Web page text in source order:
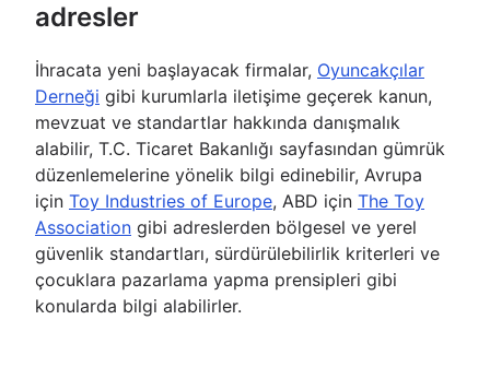
adresler
İhracata yeni başlayacak firmalar, Oyuncakçılar
Derneği gibi kurumlarla iletişime geçerek kanun,
mevzuat ve standartlar hakkında danışmalık
alabilir, T.C. Ticaret Bakanlığı sayfasından gümrük
düzenlemelerine yönelik bilgi edinebilir, Avrupa
için Toy Industries of Europe, ABD için The Toy
Association gibi adreslerden bölgesel ve yerel
güvenlik standartları, sürdürülebilirlik kriterleri ve
çocuklara pazarlama yapma prensipleri gibi
konularda bilgi alabilirler.